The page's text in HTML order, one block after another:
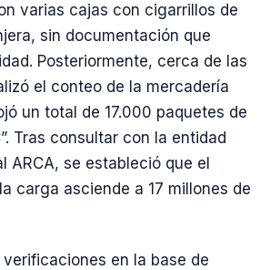
varias cajas con cigarrillos de
sin documentación que
Posteriormente, cerca de las
el conteo de la mercadería
un total de 17.000 paquetes de
Tras consultar con la entidad
ARCA, se estableció que el
carga asciende a 17 millones de
en la base de